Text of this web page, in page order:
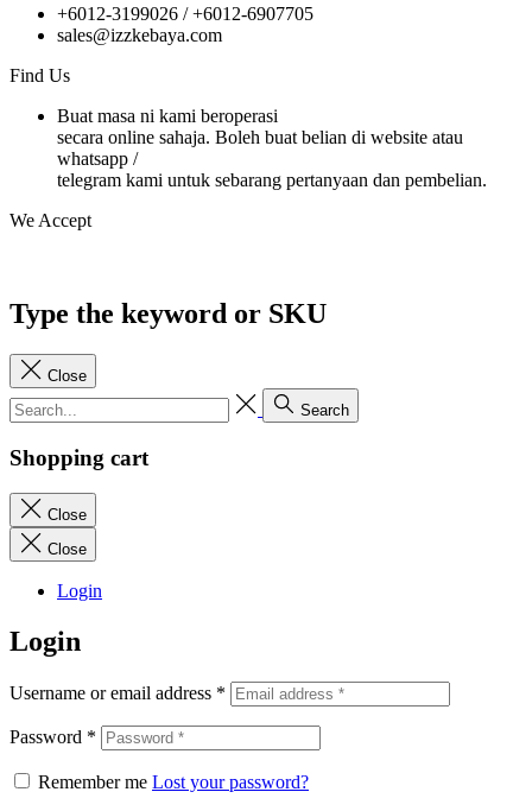
+6012-3199026 / +6012-6907705
sales@izzkebaya.com
Find Us
Buat masa ni kami beroperasi
secara online sahaja. Boleh buat belian di website atau
whatsapp /
telegram kami untuk sebarang pertanyaan dan pembelian.
We Accept
Type the keyword or SKU
Close
Search
Shopping cart
Close
Close
Login
Login
Username or email address *
Password *
Remember me Lost your password?